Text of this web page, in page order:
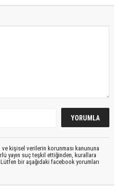
ve kişisel verilerin korunması kanununa
yayın suç teşkil ettiğinden, kurallara
Lütfen bir aşağıdaki facebook yorumları